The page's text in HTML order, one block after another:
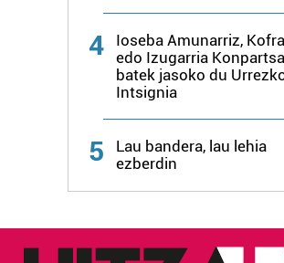
zure baimena Cookieen adierazpenean.
Webgune honek cookie propioak eta
fitxategiak erabiltzen ditu. Zure
zerbitzuak hobetzeko asmoz, cookie
erabiltzeko baimen esplizitua ematen
4
Ioseba Amunarriz,
edo Izugarria
batek jasoko du
Intsignia
5
Lau bandera, lau lehia
ezberdin